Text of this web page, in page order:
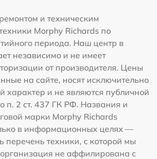
и техническим
Morphy Richards по
периода. Наш центр в
независимо и не имеет
от производителя. Цены
на сайте, носят исключительно
характер и не являются публичной
п. 2 ст. 437 ГК РФ. Названия и
марки Morphy Richards
в информационных целях —
перечень техники, с которой мы
не аффилирована с